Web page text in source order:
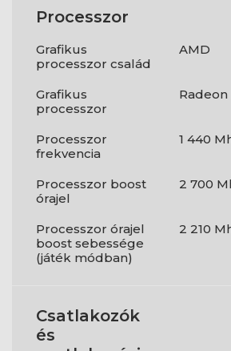
Processzor
Grafikus
processzor család
AMD
Grafikus
processzor
Radeon
Processzor
frekvencia
1 440
Processzor boost
órajel
2 700
Processzor órajel
boost sebessége
(játék módban)
2 210
Csatlakozók
és